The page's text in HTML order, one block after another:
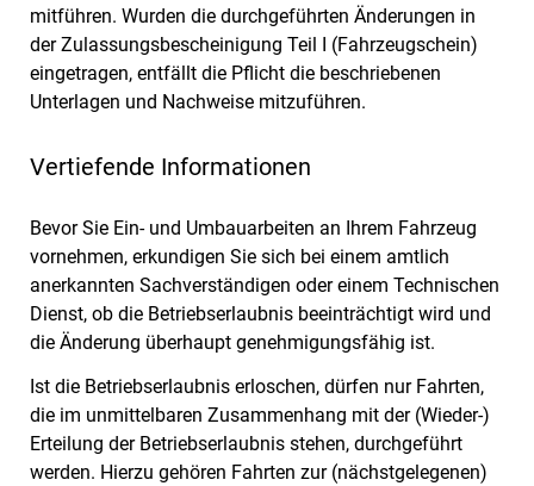
mitführen. Wurden die durchgeführten Änderungen in
der Zulassungsbescheinigung Teil I (Fahrzeugschein)
eingetragen, entfällt die Pflicht die beschriebenen
Unterlagen und Nachweise mitzuführen.
Vertiefende Informationen
Bevor Sie Ein- und Umbauarbeiten an Ihrem Fahrzeug
vornehmen, erkundigen Sie sich bei einem amtlich
anerkannten Sachverständigen oder einem Technischen
Dienst, ob die Betriebserlaubnis beeinträchtigt wird und
die Änderung überhaupt genehmigungsfähig ist.
Ist die Betriebserlaubnis erloschen, dürfen nur Fahrten,
die im unmittelbaren Zusammenhang mit der (Wieder-)
Erteilung der Betriebserlaubnis stehen, durchgeführt
werden. Hierzu gehören Fahrten zur (nächstgelegenen)